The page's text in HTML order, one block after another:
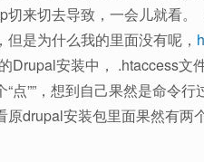
切来切去导致，一会儿就看
是为什么我的里面没有呢，
Drupal安装中， .htaccess
“点””，想到自己果然是命令
原drupal安装包里面果然有